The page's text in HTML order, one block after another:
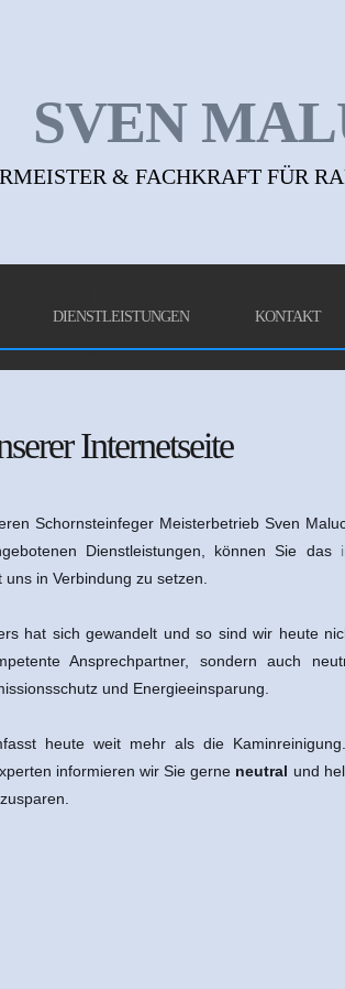
SVEN
& FACHKRAFT FÜR
DIENSTLEISTUNGEN KONTAKT
Internetseite
Schornsteinfeger Meisterbetrieb Sven
Dienstleistungen, können Sie das
in Verbindung zu setzen.
hat sich gewandelt und so sind wir heute
Ansprechpartner, sondern auch
und Energieeinsparung.
heute weit mehr als die
informieren wir Sie gerne neutral und